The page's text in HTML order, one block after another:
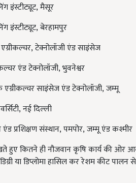
इंस्टीट्यूट,मैसूर
इंस्टीट्यूट,बेरहामपुर
,टेक्नोलॉजी एंड साइंसेज
एंड टेक्नोलॉजी,भुवनेश्वर
साइंसेज एंड टेक्नोलॉजी,जम्मू
,नई दिल्ली
प्रशिक्षण संस्थान,पमपोर,जम्मू एंड कश्मीर
हुए कितने ही नौजवान कृषि कार्य की ओर
या डिप्लोमा हासिल कर रेशम कीट